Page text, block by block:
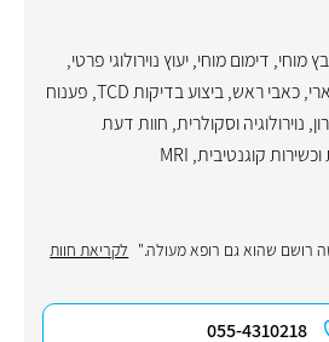
מוחי, דימום מוחי,יעוץ נוירולוגי פרטי,
,כאבי ראש,ביצוע בדיקות TCD , פענוח
, נוירולוגיה וסקולרית, חוות דעת
קוגנטיבית,
MRI
רושם שהוא גם רופא מעולה." לקריאת חוות
055-4310218